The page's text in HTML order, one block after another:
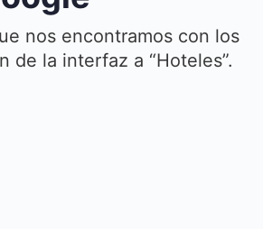
nos encontramos con los
de la interfaz a “Hoteles”.